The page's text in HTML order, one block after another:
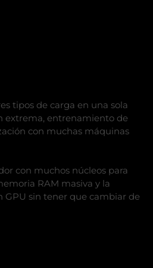
tipos de carga en una sola
extrema, entrenamiento de
con muchas máquinas
con muchos núcleos para
RAM masiva y la
GPU sin tener que cambiar de